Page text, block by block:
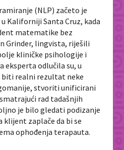
(NLP) začeto je
Kaliforniji Santa Cruz, kada
matematike bez
Grinder, lingvista, riješili
kliničke psihologije i
eksperta odlučila su, u
realni rezultat neke
stvoriti unificirani
rad tadašnjih
je bilo gledati podizanje
klijent zaplače da bi se
ophođenja terapauta.